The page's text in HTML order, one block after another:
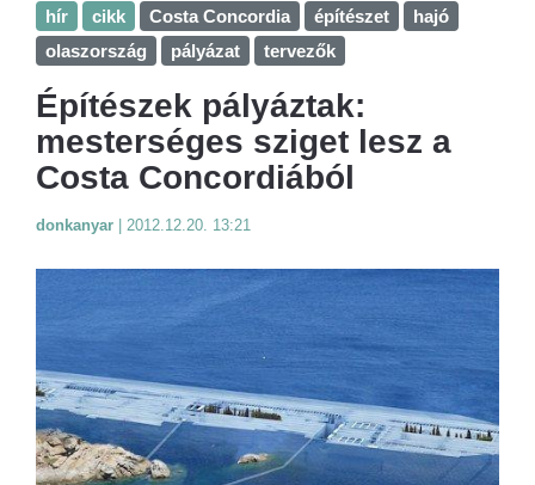
hír cikk Costa Concordia építészet
hajó
olaszország
pályázat tervezők
Építészek pályáztak:
mesterséges sziget lesz a
Costa Concordiából
donkanyar 2012.12.20. 13:21